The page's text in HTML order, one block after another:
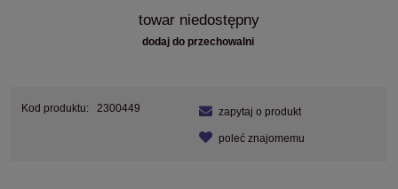
towar niedostępny
dodaj do przechowalni
Kod produktu: 2300449 zapytaj o produkt
poleć znajomemu